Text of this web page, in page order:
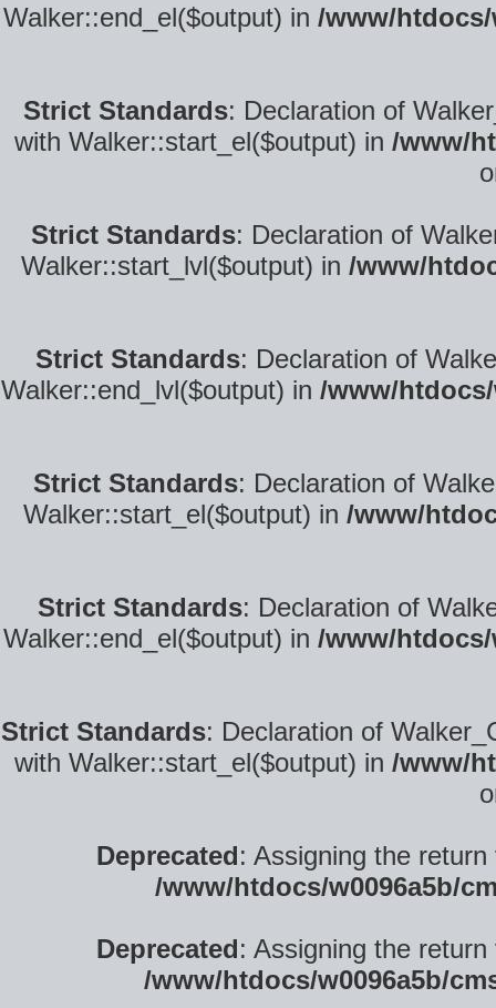
Walker::end_el($output) in /www/
Strict Standards: Declaration of
with Walker::start_el($output) in /www/
Strict Standards: Declaration of
Walker::start_lvl($output) in /www/
Strict Standards: Declaration of
Walker::end_lvl($output) in /www/
Strict Standards: Declaration of
Walker::start_el($output) in /www/
Strict Standards: Declaration of
Walker::end_el($output) in /www/
Strict Standards: Declaration of
with Walker::start_el($output) in /www/
Deprecated: Assigning the
/www/htdocs/w0096a5b/
Deprecated: Assigning the
/www/htdocs/w0096a5b/